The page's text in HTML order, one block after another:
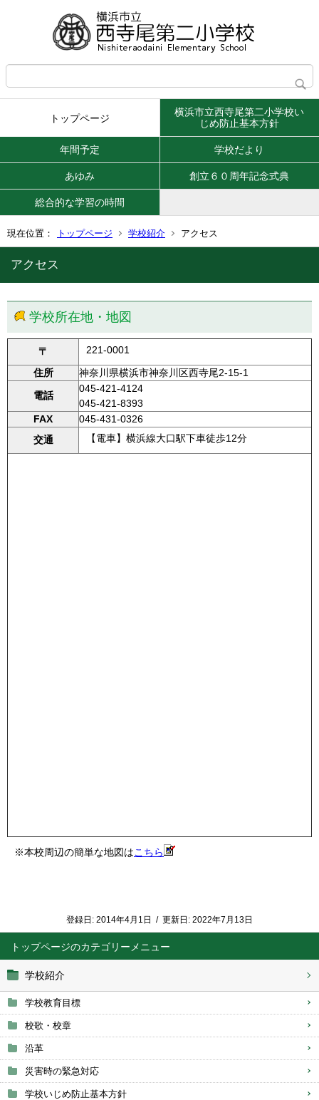
トップページ
横浜市立西寺尾第二小学校い
じめ防止基本方針
年間予定 学校だより
あゆみ 創立６０周年記念式典
総合的な学習の時間
現在位置： トップページ 学校紹介 アクセス
トップページ
学校紹介
学校教育目標
校歌・校章
沿革
災害時の緊急対応
学校いじめ防止基本方針
アクセス
学校所在地・地図
〒
221-0001
住所
神奈川県横浜市神奈川区西寺尾2-15-1
電話
045-421-4124
045-421-8393
FAX
045-431-0326
交通
【電車】横浜線大口駅下車徒歩12分
※本校周辺の簡単な地図はこちら
登録日: 2014年4月1日 / 更新日: 2022年7月13日